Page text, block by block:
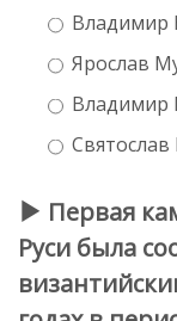
Владимир
Ярослав
Владимир
Первая
Руси была